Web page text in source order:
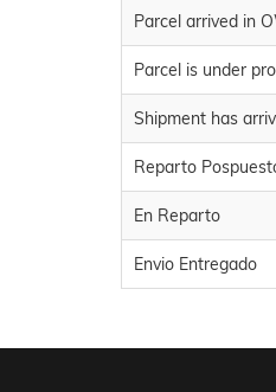
Parcel arrived in
Parcel is under
Shipment has
Reparto
En Reparto
Envio Entregado